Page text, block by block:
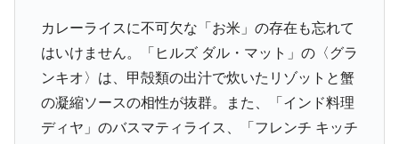
カレーライスに不可欠な「お米」の存在も忘れて
はいけません。「ヒルズ ダル・マット」の〈グラ
ンキオ〉は、甲殻類の出汁で炊いたリゾットと蟹
の凝縮ソースの相性が抜群。また、「インド料理
ディヤ」のバスマティライス、「フレンチ キッチ